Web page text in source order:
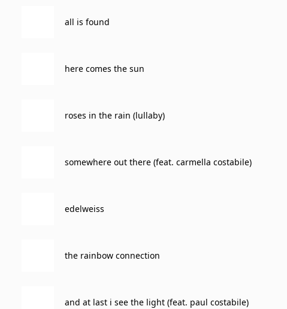
all is found
here comes the sun
roses in the rain (lullaby)
somewhere out there (feat. carmella costabile)
edelweiss
the rainbow connection
and at last i see the light (feat. paul costabile)